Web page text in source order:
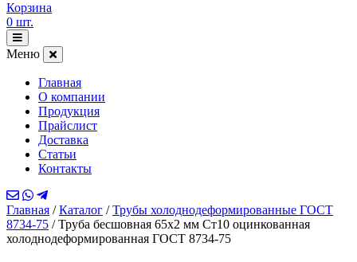
Корзина
0 шт.
Открыть
меню
Меню
Главная
О компании
Продукция
Прайслист
Доставка
Статьи
Контакты
Главная /Каталог /Трубы холоднодеформированные ГОСТ
8734-75 /Труба бесшовная 65х2 мм Ст10 оцинкованная
холоднодеформированная ГОСТ 8734-75